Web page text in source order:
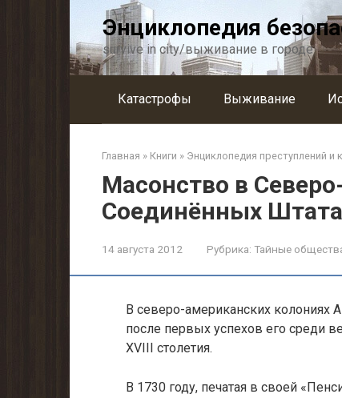
Энциклопедия
survive in city/выживание в городе
Катастрофы Выживание
Главная » Книги » Энциклопедия преступлений и
Масонство в
Соединённых
14 августа 2012 Рубрика: Тайные
В северо-американских колониях
после первых успехов его среди
XVIII столетия.
В 1730 году, печатая в своей